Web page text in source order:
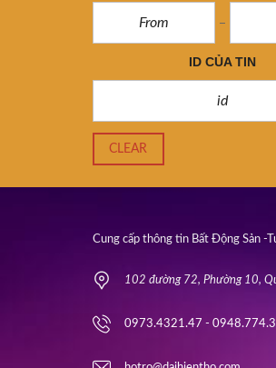
ID CỦA TIN
CLEAR
Cung cấp thông tin Bất Động Sản -
102 đường 72, Phường 10,
0973.4321.47 -